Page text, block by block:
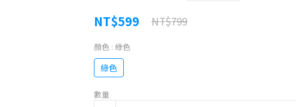
NT$599 NT$799
顏色 : 綠色
綠色
數量